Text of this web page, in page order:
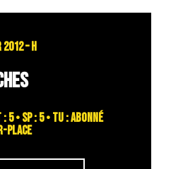
2012 – H
: 5 • SP : 5 • TU : abonné
place